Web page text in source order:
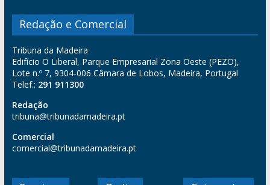
Redação e Comercial
Tribuna da Madeira
Edifício O Liberal, Parque Empresarial Zona Oeste (PEZO),
Lote n.º 7, 9304-006 Câmara de Lobos, Madeira, Portugal
Telef.: 291 911300
Redação
tribuna@tribunadamadeira.pt
Comercial
comercial@tribunadamadeira.pt